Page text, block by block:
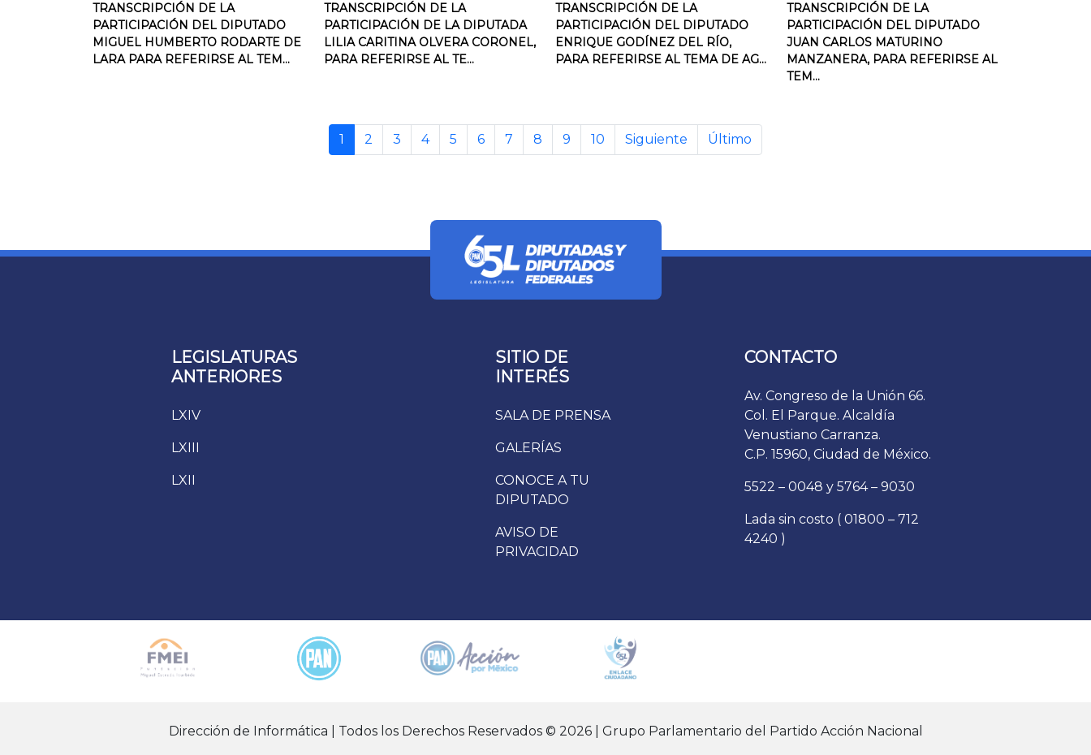
TRANSCRIPCIÓN DE LA
PARTICIPACIÓN DEL DIPUTADO
MIGUEL HUMBERTO RODARTE DE
LARA PARA REFERIRSE AL TEM...
TRANSCRIPCIÓN DE LA
PARTICIPACIÓN DE LA DIPUTADA
LILIA CARITINA OLVERA CORONEL,
PARA REFERIRSE AL TE...
TRANSCRIPCIÓN DE LA
PARTICIPACIÓN DEL DIPUTADO
ENRIQUE GODÍNEZ DEL RÍO,
PARA REFERIRSE AL TEMA DE AG...
TRANSCRIPCIÓN DE LA
PARTICIPACIÓN DEL DIPUTADO
JUAN CARLOS MATURINO
MANZANERA, PARA REFERIRSE AL
TEM...
1 2 3 4 5 6 7 8 9 10 Siguiente Último
LEGISLATURAS
ANTERIORES
LXIV
LXIII
LXII
SITIO DE
INTERÉS
SALA DE PRENSA
GALERÍAS
CONOCE A TU
DIPUTADO
AVISO DE
PRIVACIDAD
CONTACTO
Av. Congreso de la Unión 66.
Col. El Parque. Alcaldía
Venustiano Carranza.
C.P. 15960, Ciudad de México.
5522 – 0048 y 5764 – 9030
Lada sin costo ( 01800 – 712
4240 )
Dirección de Informática | Todos los Derechos Reservados © 2026 | Grupo Parlamentario del Partido Acción Nacional